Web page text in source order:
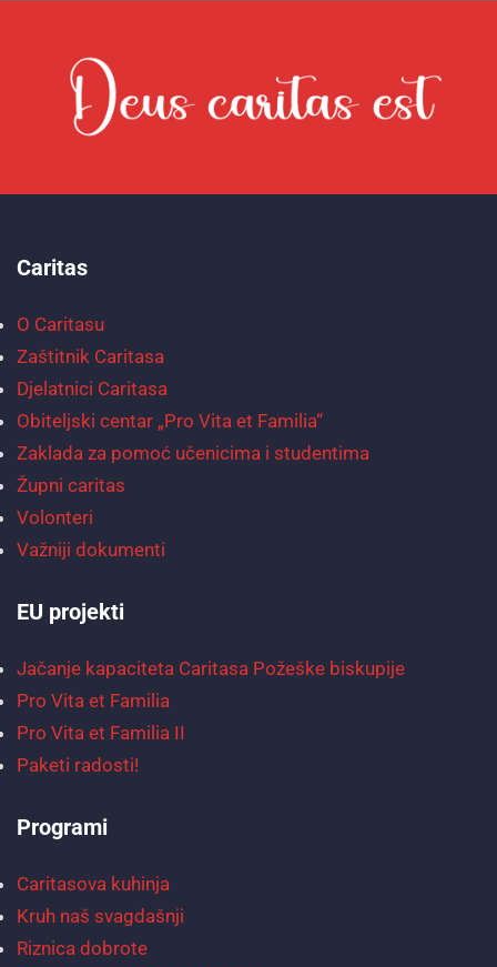
Caritas
O Caritasu
Zaštitnik Caritasa
Djelatnici Caritasa
Obiteljski centar „Pro Vita et Familia“
Zaklada za pomoć učenicima i studentima
Župni caritas
Volonteri
Važniji dokumenti
EU projekti
Jačanje kapaciteta Caritasa Požeške biskupije
Pro Vita et Familia
Pro Vita et Familia II
Paketi radosti!
Programi
Caritasova kuhinja
Kruh naš svagdašnji
Riznica dobrote